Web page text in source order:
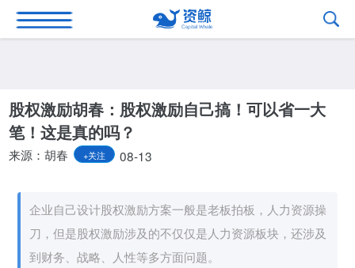
股权激励胡春：股权激励自己搞！可以省一大
笔！这是真的吗？
来源：胡春 +关注 08-13
企业自己设计股权激励方案一般是老板拍板，人力资源操
刀，但是股权激励涉及的不仅仅是人力资源板块，还涉及
到财务、战略、人性等多方面问题。